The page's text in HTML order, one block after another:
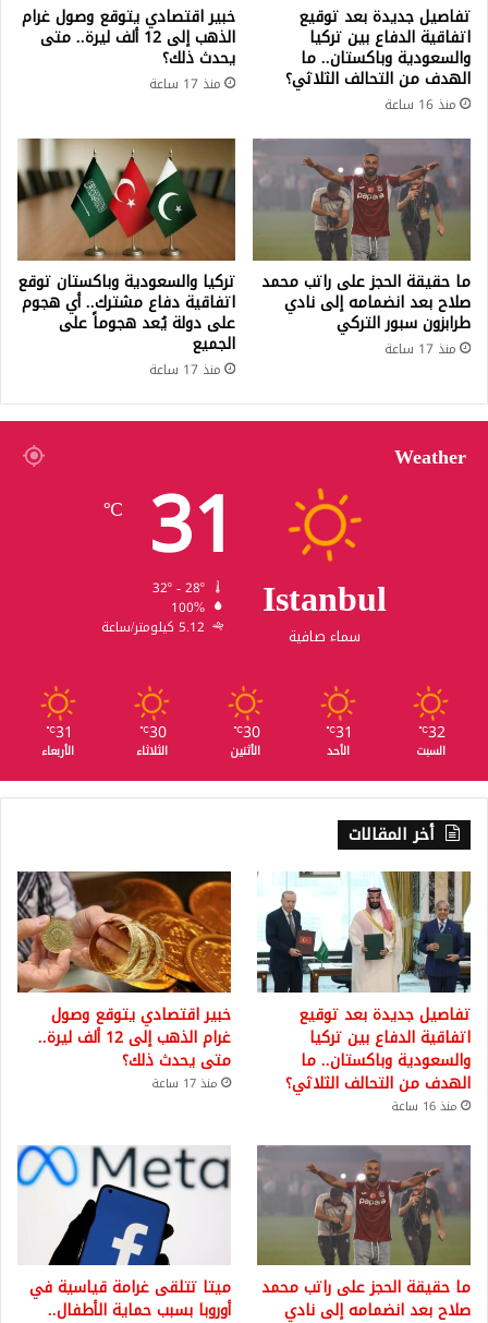
تفاصيل جديدة بعد توقيع
اتفاقية الدفاع بين تركيا
والسعودية وباكستان.. ما
الهدف من التحالف الثلاثي؟
منذ 16 ساعة
خبير اقتصادي يتوقع وصول غرام
الذهب إلى 12 ألف ليرة.. متى
يحدث ذلك؟
منذ 17 ساعة
ما حقيقة الحجز على راتب محمد
صلاح بعد انضمامه إلى نادي
طرابزون سبور التركي
منذ 17 ساعة
تركيا والسعودية وباكستان توقع
اتفاقية دفاع مشترك.. أي هجوم
على دولة يُعد هجوماً على
الجميع
منذ 17 ساعة
Weather
Istanbul
سماء صافية
31
℃
100%
5.12 كيلومتر/ساعة
32
℃
السبت
31
℃
الأحد
30
℃
الأثنين
30
℃
الثلاثاء
31
℃
الأربعاء
أخر المقالات
تفاصيل جديدة بعد توقيع
اتفاقية الدفاع بين تركيا
والسعودية وباكستان.. ما
الهدف من التحالف الثلاثي؟
منذ 16 ساعة
خبير اقتصادي يتوقع وصول
غرام الذهب إلى 12 ألف ليرة..
متى يحدث ذلك؟
منذ 17 ساعة
ما حقيقة الحجز على راتب محمد
صلاح بعد انضمامه إلى نادي
ميتا تتلقى غرامة قياسية في
أوروبا بسبب حماية الأطفال..